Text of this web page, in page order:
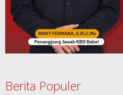
Berita Populer